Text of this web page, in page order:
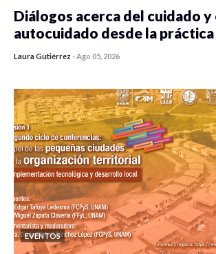
Diálogos acerca del cuidado y
autocuidado desde la
Laura Gutiérrez -Ago 05, 2026
EVENTOS